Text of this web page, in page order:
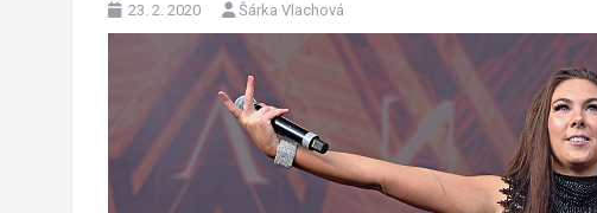
23. 2. 2020 Šárka Vlachová